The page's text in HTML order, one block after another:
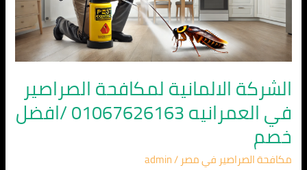
الشركة الالمانية لمكافحة الصراصير
في العمرانيه 01067626163 /افضل
خصم
مكافحة الصراصير في مصر /
admin
العمرانيه
01067626163
/
افضل
خصم